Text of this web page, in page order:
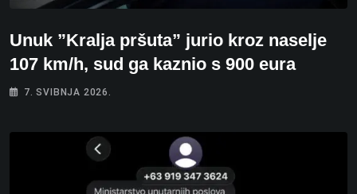
Unuk ”Kralja pršuta” jurio kroz naselje
107 km/h, sud ga kaznio s 900 eura
7. SVIBNJA 2026.